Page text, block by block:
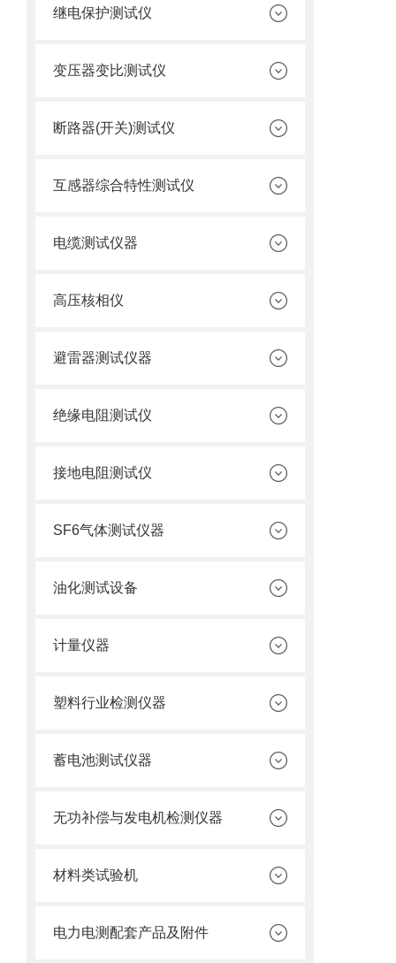
继电保护测试仪
变压器变比测试仪
断路器(开关)测试仪
互感器综合特性测试仪
电缆测试仪器
高压核相仪
避雷器测试仪器
绝缘电阻测试仪
接地电阻测试仪
SF6气体测试仪器
油化测试设备
计量仪器
塑料行业检测仪器
蓄电池测试仪器
无功补偿与发电机检测仪器
材料类试验机
电力电测配套产品及附件